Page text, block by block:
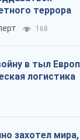
террора
168
в тыл
логистика
захотел мира,